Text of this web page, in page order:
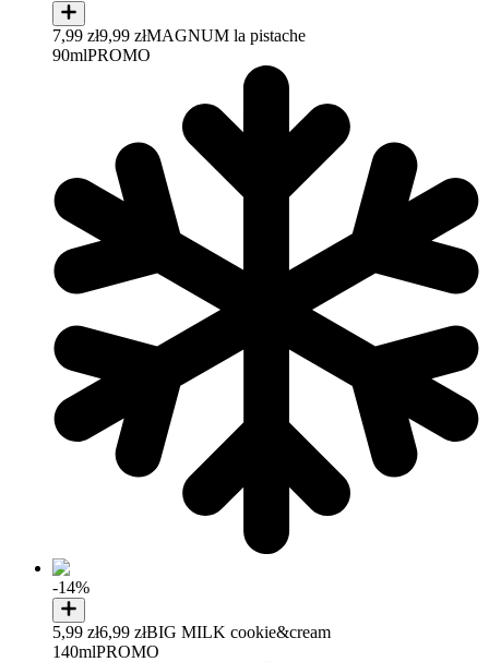
7,99 zł9,99 złMAGNUM la pistache
90mlPROMO
-14%
5,99 zł6,99 złBIG MILK cookie&cream
140mlPROMO